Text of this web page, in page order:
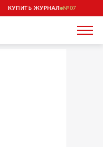
КУПИТЬ ЖУРНАЛ 07